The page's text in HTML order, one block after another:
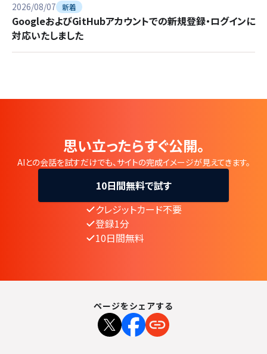
2026/08/07 新着
GoogleおよびGitHubアカウントでの新規登録・ログインに
対応いたしました
思い立ったらすぐ公開。
AIとの会話を試すだけでも、サイトの完成イメージが見えてきます。
10日間無料で試す
クレジットカード不要
登録1分
10日間無料
ページをシェアする